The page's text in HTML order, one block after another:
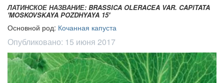
ЛАТИНСКОЕ НАЗВАНИЕ: BRASSICA OLERACEA VAR. CAPITATA
'MOSKOVSKAYA POZDHYAYA 15'
Основной род: Кочанная капуста
Опубликовано: 15 июня 2017